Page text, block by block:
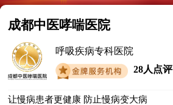
成都中医哮喘医院
呼吸疾病专科医院
28人点评
让慢病患者更健康 防止慢病变大病